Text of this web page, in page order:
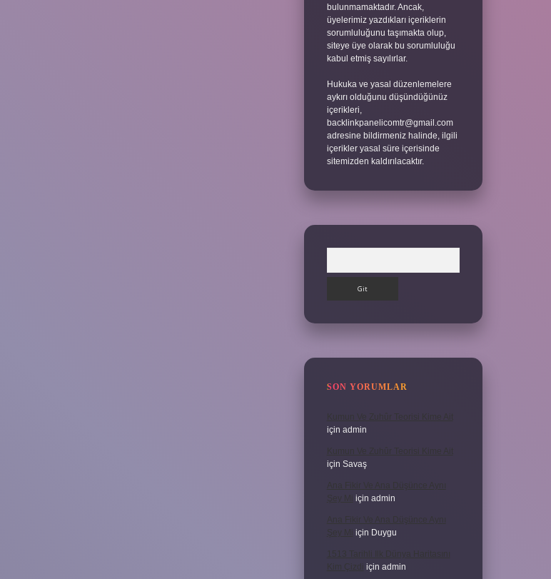
bulunmamaktadır. Ancak,
üyelerimiz yazdıkları içeriklerin
sorumluluğunu taşımakta olup,
siteye üye olarak bu sorumluluğu
kabul etmiş sayılırlar.
Hukuka ve yasal düzenlemelere
aykırı olduğunu düşündüğünüz
içerikleri,
backlinkpanelicomtr@gmail.com
adresine bildirmeniz halinde, ilgili
içerikler yasal süre içerisinde
sitemizden kaldırılacaktır.
SON YORUMLAR
Kumun Ve Zuhûr Teorisi Kime Ait
için admin
Kumun Ve Zuhûr Teorisi Kime Ait
için Savaş
Ana Fikir Ve Ana Düşünce Aynı
Şey Mi için admin
Ana Fikir Ve Ana Düşünce Aynı
Şey Mi için Duygu
1513 Tarihli Ilk Dünya Haritasını
Kim Çizdi
için admin